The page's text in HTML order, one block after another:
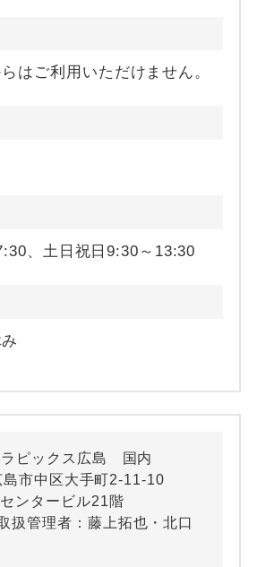
はご利用いただけません。
、土日祝日9:30～13:30
ラピックス広島 国内
市中区大手町2-11-10
ンタービル21階
扱管理者：藤上拓也・北口